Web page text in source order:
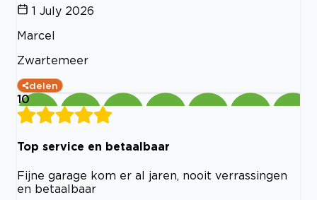
1 July 2026
Marcel
Zwartemeer
delen
10
Top service en betaalbaar
Fijne garage kom er al jaren, nooit verrassingen
en betaalbaar